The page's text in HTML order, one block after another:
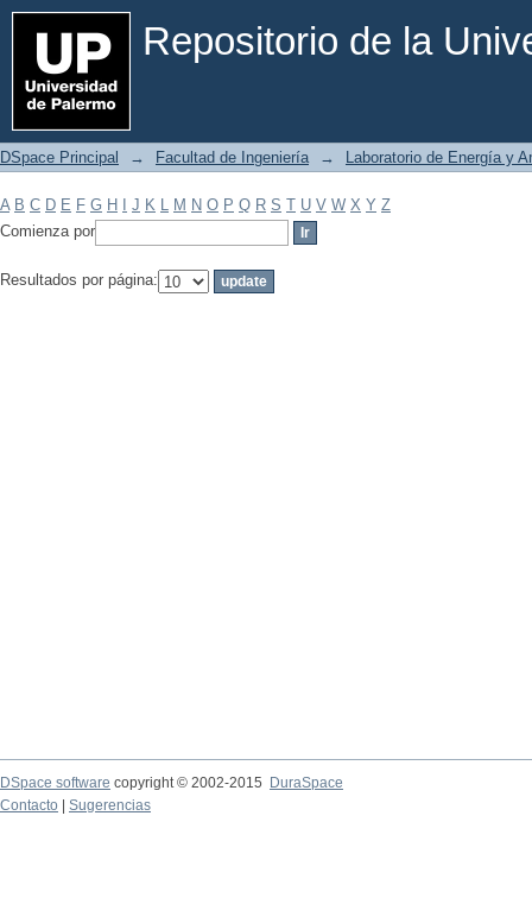
Repositorio de la
Filtrar por: Materia
DSpace Principal → Facultad de Ingeniería → Laboratorio de Energía y
A B C D E F G H J K L M N O P Q R S T U V W X Y Z
Comienza por
Resultados por página:
DSpace software copyright © 2002-2015
DuraSpace
Contacto
Sugerencias